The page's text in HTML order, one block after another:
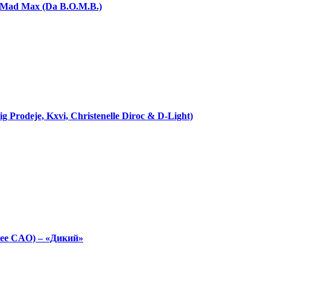
Max (Da B.O.M.B.)
Prodeje, Kxvi, Christenelle Diroc & D-Light)
CAO) – «Дикий»